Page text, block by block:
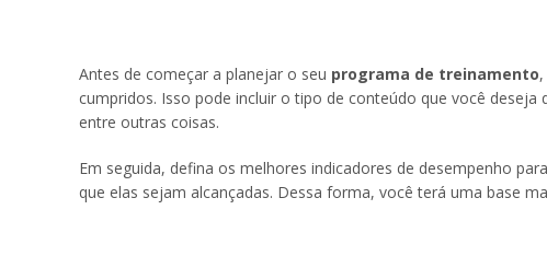
Antes de começar a planejar o seu programa de treinamento
cumpridos. Isso pode incluir o tipo de conteúdo que você
entre outras coisas.
Em seguida, defina os melhores indicadores de desempenho
que elas sejam alcançadas. Dessa forma, você terá uma base